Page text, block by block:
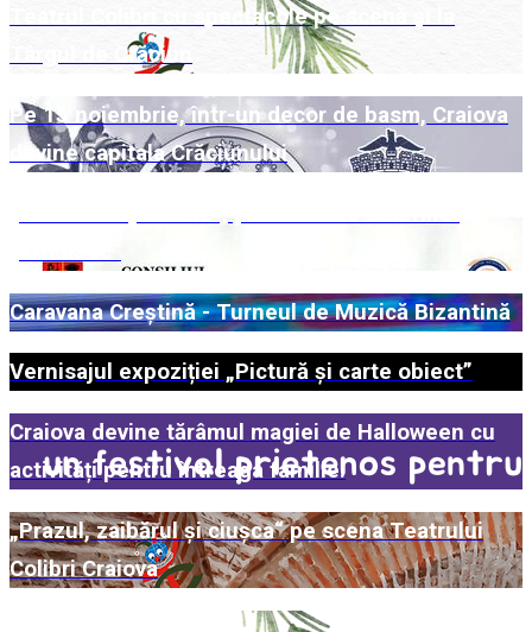
Teatrul Colibri cu spectacole pe scenă și la
Târgul de Crăciun
Pe 15 noiembrie, într-un decor de basm, Craiova
devine capitala Crăciunului
Caravana Creștină - Turneul de Muzică Bizantină
Vernisajul expoziției „Pictură și carte obiect”
Craiova devine tărâmul magiei de Halloween cu
activități pentru întreaga familie!
„Prazul, zaibărul și ciușca“ pe scena Teatrului
Colibri Craiova